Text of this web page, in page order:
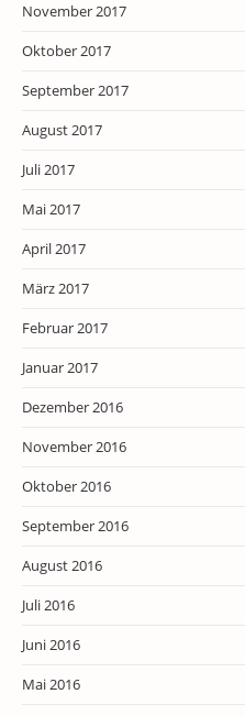
November 2017
Oktober 2017
September 2017
August 2017
Juli 2017
Mai 2017
April 2017
März 2017
Februar 2017
Januar 2017
Dezember 2016
November 2016
Oktober 2016
September 2016
August 2016
Juli 2016
Juni 2016
Mai 2016